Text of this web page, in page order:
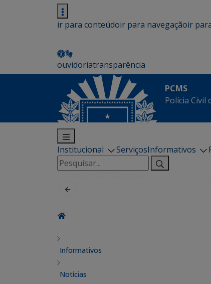
ir para conteúdoir para navegaçãoir
ouvidoriatransparência
PCMS
Polícia Civil
Institucional ServiçosInformativos
Pesquisar
por:
Informativos
Notícias